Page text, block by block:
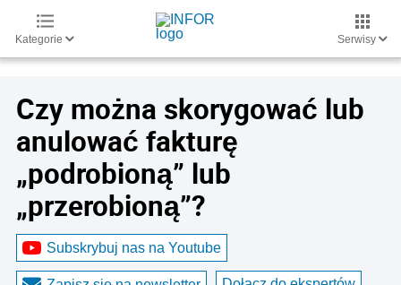
Kategorie Serwisy
Czy można skorygować lub
anulować fakturę
„podrobioną” lub
„przerobioną”?
Subskrybuj nas na Youtube